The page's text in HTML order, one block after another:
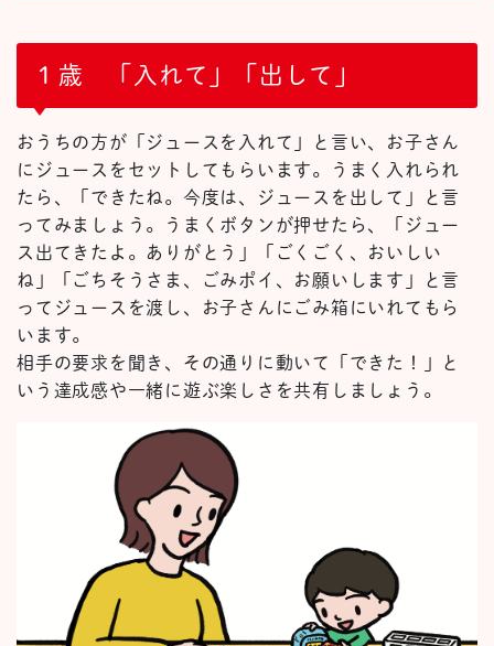
１歳 「入れて」「出して」
おうちの方が「ジュースを入れて」と言い、お子さん
にジュースをセットしてもらいます。うまく入れられ
たら、「できたね。今度は、ジュースを出して」と言
ってみましょう。うまくボタンが押せたら、「ジュー
ス出てきたよ。ありがとう」「ごくごく、おいしい
ね」「ごちそうさま、ごみポイ、お願いします」と言
ってジュースを渡し、お子さんにごみ箱にいれてもら
います。
相手の要求を聞き、その通りに動いて「できた！」と
いう達成感や一緒に遊ぶ楽しさを共有しましょう。